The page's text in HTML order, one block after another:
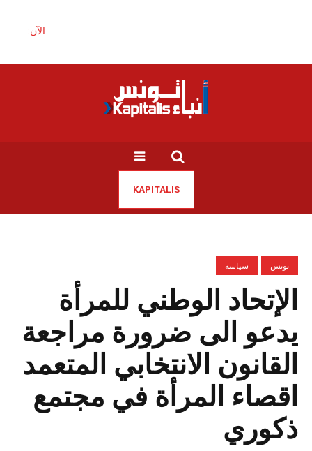
الآن:
KAPITALIS
تونس سياسة
الإتحاد الوطني للمرأة
يدعو الى ضرورة مراجعة
القانون الانتخابي المتعمد
اقصاء المرأة في مجتمع
ذكوري